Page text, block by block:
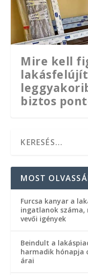
Mire kell
biztos
Egymilliós
A konyhai
ellensége
MOST
Furcsa kanyar a
ingatlanok száma,
vevői igények
Beindult a
harmadik hónapja
árai